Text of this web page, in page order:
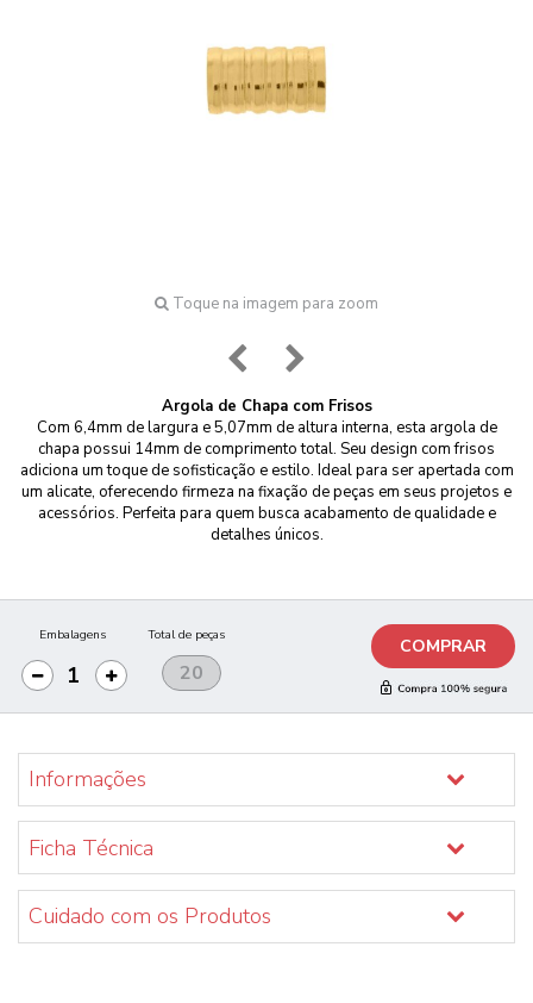
Toque na imagem para zoom
Argola de Chapa com Frisos
Com 6,4mm de largura e 5,07mm de altura interna, esta argola de
chapa possui 14mm de comprimento total. Seu design com frisos
adiciona um toque de sofisticação e estilo. Ideal para ser apertada com
um alicate, oferecendo firmeza na fixação de peças em seus projetos e
acessórios. Perfeita para quem busca acabamento de qualidade e
detalhes únicos.
Embalagens Total de peças COMPRAR
Informações
Ficha Técnica
Cuidado com os Produtos